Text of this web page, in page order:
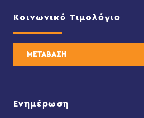
Κοινωνικό Τιμολόγιο
ΜΕΤΑΒΑΣΗ
Ενημέρωση